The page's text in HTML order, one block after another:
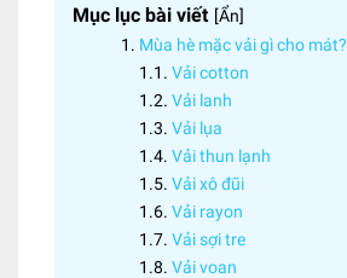
Mục lục bài viết [Ẩn]
Mùa hè mặc vải gì cho mát?
Vải cotton
Vải lanh
Vải lụa
Vải thun lạnh
Vải xô đũi
Vải rayon
Vải sợi tre
Vải voan